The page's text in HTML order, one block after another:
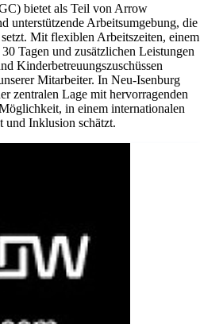
bietet als Teil von Arrow
unterstützende Arbeitsumgebung, die
Mit flexiblen Arbeitszeiten, einem
Tagen und zusätzlichen Leistungen
Kinderbetreuungszuschüssen
Mitarbeiter. In Neu-Isenburg
zentralen Lage mit hervorragenden
in einem internationalen
und Inklusion schätzt.